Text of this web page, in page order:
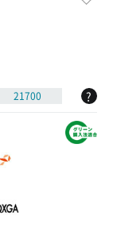
21700 ?